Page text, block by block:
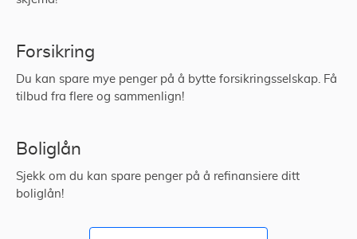
Forsikring
Du kan spare mye penger på å bytte forsikringsselskap. Få
tilbud fra flere og sammenlign!
Boliglån
Sjekk om du kan spare penger på å refinansiere ditt
boliglån!